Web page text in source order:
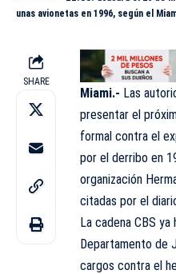
unas avionetas en 1996, según el
SHARE
Miami.- Las
presentar el
formal contra el
por el derribo en
organización
citadas por el
La cadena CBS
Departamento de
cargos contra el